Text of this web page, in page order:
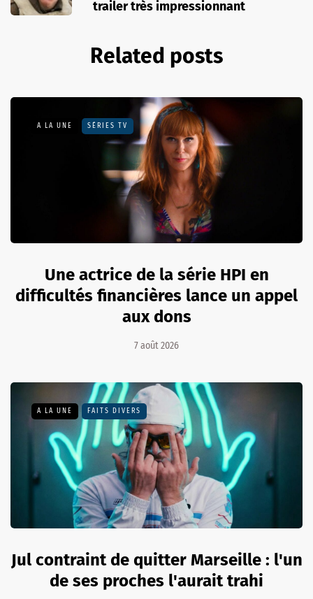
trailer très impressionnant
Related posts
A LA UNE SÉRIES TV
Une actrice de la série HPI en
difficultés financières lance un appel
aux dons
7 août 2026
A LA UNE FAITS DIVERS
Jul contraint de quitter Marseille : l'un
de ses proches l'aurait trahi